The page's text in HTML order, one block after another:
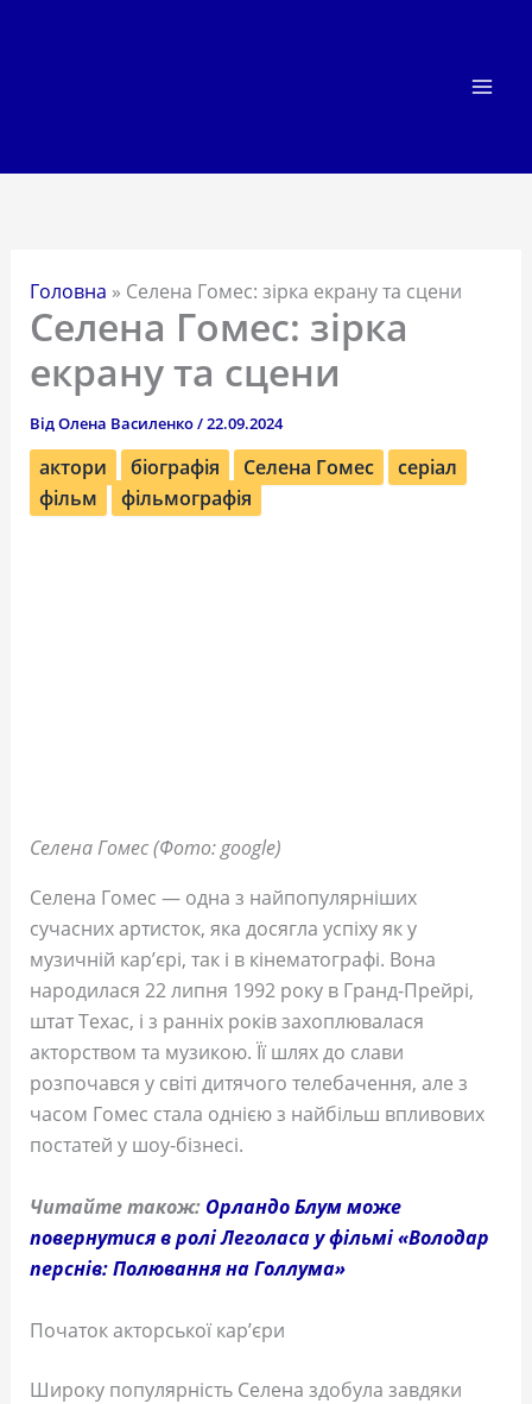
Головна » Селена Гомес: зірка екрану та сцени
Селена Гомес: зірка
екрану та сцени
ВідОлена Василенко/22.09.2024
актори біографія Селена Гомес
серіал
фільм
фільмографія
Селена Гомес (Фото: google)
Селена Гомес — одна з найпопулярніших
сучасних артисток, яка досягла успіху як у
музичній кар’єрі, так і в кінематографі. Вона
народилася 22 липня 1992 року в Гранд-Прейрі,
штат Техас, і з ранніх років захоплювалася
акторством та музикою. Її шлях до слави
розпочався у світі дитячого телебачення, але з
часом Гомес стала однією з найбільш впливових
постатей у шоу-бізнесі.
Читайте також: Орландо Блум може
повернутися в ролі Леголаса у фільмі «Володар
перснів: Полювання на Голлума»
Початок акторської кар’єри
Широку популярність Селена здобула завдяки